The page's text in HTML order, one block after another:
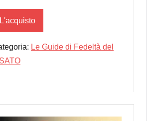
Le Guide di Fedeltà del